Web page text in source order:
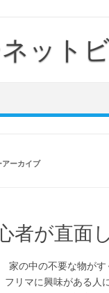
ット
アーカイブ
者が直面
家の中の不要な物が
フリマに興味がある人